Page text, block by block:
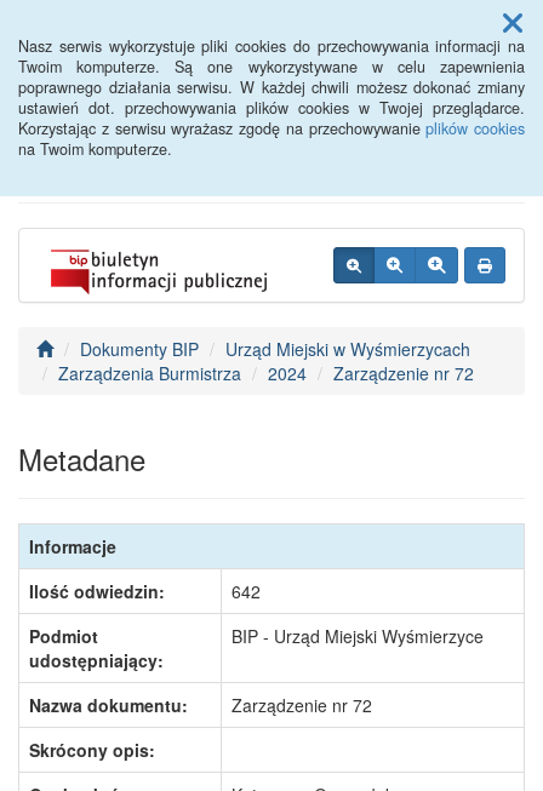
Nasz serwis wykorzystuje pliki cookies do przechowywania informacji na
Twoim komputerze. Są one wykorzystywane w celu zapewnienia
poprawnego działania serwisu. W każdej chwili możesz dokonać zmiany
ustawień dot. przechowywania plików cookies w Twojej przeglądarce.
Korzystając z serwisu wyrażasz zgodę na przechowywanieplików cookies
na Twoim komputerze.
Menu
BIP - Urząd Miejski
Wyśmierzyce
Dokumenty BIP
Urząd Miejski w Wyśmierzycach
Zarządzenia Burmistrza
2024 Zarządzenie nr 72
Metadane
Informacje
Ilość odwiedzin:
642
Podmiot
udostępniający:
BIP - Urząd Miejski Wyśmierzyce
Nazwa dokumentu:
Zarządzenie nr 72
Skrócony opis: